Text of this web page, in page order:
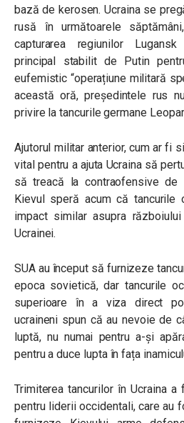
bază de kerosen. Ucraina se
rusă în următoarele
capturarea regiunilor
principal stabilit de Putin
eufemistic “operațiune militară
această oră, președintele rus
privire la tancurile germane
Ajutorul militar anterior, cum ar fi
vital pentru a ajuta Ucraina să
să treacă la contraofensive de
Kievul speră acum că tancurile
impact similar asupra
Ucrainei.
SUA au început să furnizeze
epoca sovietică, dar tancurile
superioare în a viza direct
ucraineni spun că au nevoie de
luptă, nu numai pentru a-și
pentru a duce lupta în fața
Trimiterea tancurilor în Ucraina
pentru liderii occidentali, care au